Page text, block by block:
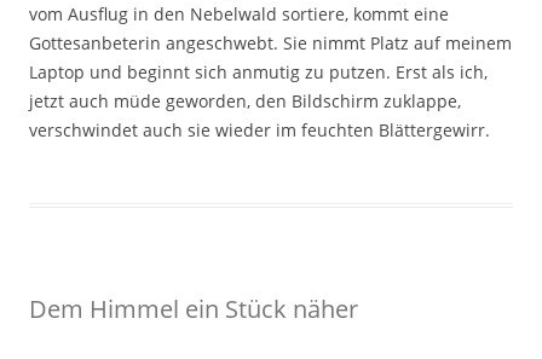
vom Ausflug in den Nebelwald sortiere, kommt eine
Gottesanbeterin angeschwebt. Sie nimmt Platz auf meinem
Laptop und beginnt sich anmutig zu putzen. Erst als ich,
jetzt auch müde geworden, den Bildschirm zuklappe,
verschwindet auch sie wieder im feuchten Blättergewirr.
Dem Himmel ein Stück näher